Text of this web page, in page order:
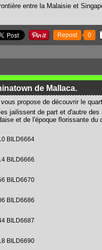
entre la Malaisie et
Repost 0
de Mallaca.
propose de découvrir le
jailissent de part et d'autre
et de l'époque florissante du